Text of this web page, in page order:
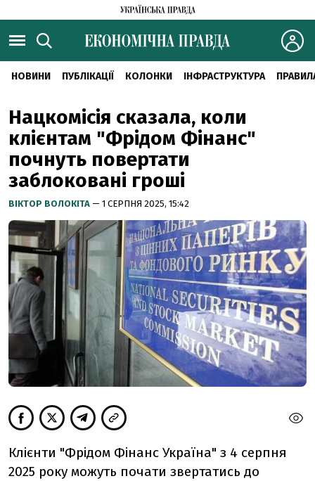
НОВИНИ ПУБЛІКАЦІЇ КОЛОНКИ ІНФРАСТРУКТУРА
Нацкомісія сказала, коли
клієнтам "Фрідом Фінанс"
почнуть повертати
заблоковані гроші
ВІКТОР ВОЛОКІТА — 1 СЕРПНЯ 2025, 15:42
Клієнти "Фрідом Фінанс Україна" з 4 серпня
2025 року можуть почати звертатись до